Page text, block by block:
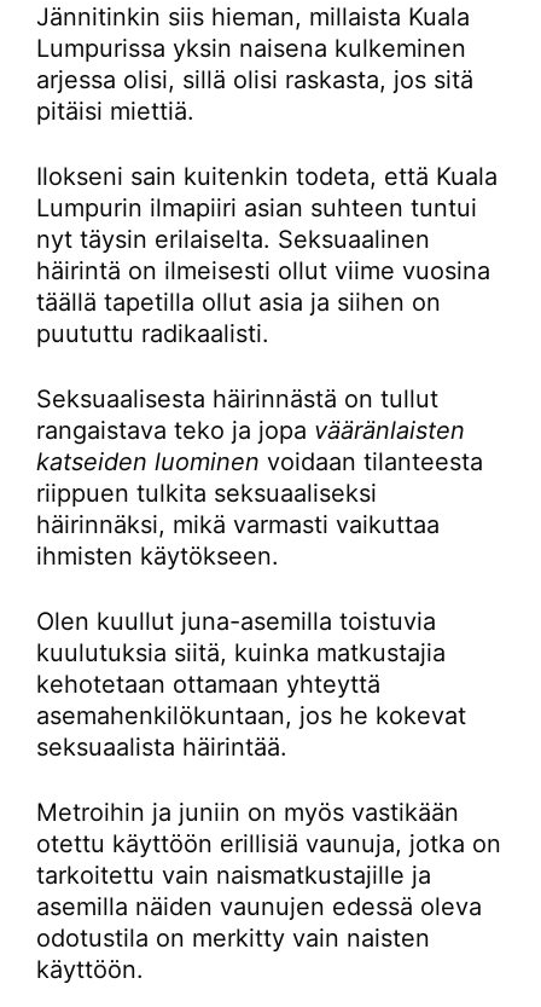
Jännitinkin siis hieman, millaista Kuala
Lumpurissa yksin naisena kulkeminen
arjessa olisi, sillä olisi raskasta, jos sitä
pitäisi miettiä.
Ilokseni sain kuitenkin todeta, että Kuala
Lumpurin ilmapiiri asian suhteen tuntui
nyt täysin erilaiselta. Seksuaalinen
häirintä on ilmeisesti ollut viime vuosina
täällä tapetilla ollut asia ja siihen on
puututtu radikaalisti.
Seksuaalisesta häirinnästä on tullut
rangaistava teko ja jopa vääränlaisten
katseiden luominen voidaan tilanteesta
riippuen tulkita seksuaaliseksi
häirinnäksi, mikä varmasti vaikuttaa
ihmisten käytökseen.
Olen kuullut juna-asemilla toistuvia
kuulutuksia siitä, kuinka matkustajia
kehotetaan ottamaan yhteyttä
asemahenkilökuntaan, jos he kokevat
seksuaalista häirintää.
Metroihin ja juniin on myös vastikään
otettu käyttöön erillisiä vaunuja, jotka on
tarkoitettu vain naismatkustajille ja
asemilla näiden vaunujen edessä oleva
odotustila on merkitty vain naisten
käyttöön.